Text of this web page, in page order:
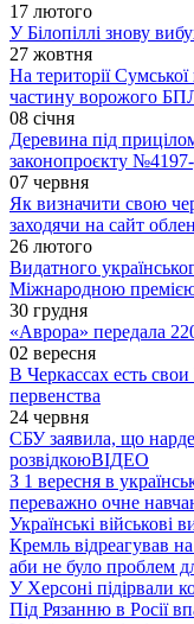
17 лютого
У Білопіллі знову
27 жовтня
На території
частину ворожого
08 січня
Деревина під
законопроєкту
07 червня
Як визначити свою
заходячи на сайт
26 лютого
Видатного
Міжнародною
30 грудня
«Аврора» передала
02 вересня
В Черкассах есть
первенства
24 червня
СБУ заявила, що
розвідкоюВІДЕО
З 1 вересня в
переважно очне
Українські
Кремль відреагував
аби не було проблем
У Херсоні підірвали
Під Рязанню в Росії